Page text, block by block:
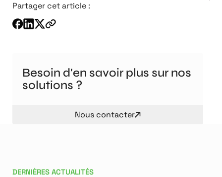
Partager cet article :
Besoin d'en savoir plus sur nos
solutions ?
Nous contacter
DERNIÈRES ACTUALITÉS